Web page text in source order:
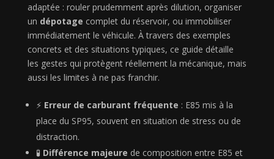
adaptée : rouler prudemment après dilution, organiser
un dépotage complet du réservoir, ou immobiliser
immédiatement le véhicule. À travers des exemples
concrets et des situations typiques, ce guide détaille
les gestes qui protègent réellement la mécanique, mais
aussi les limites à ne pas franchir.
⚡ Erreur de carburant fréquente : E85 mis à la
place du SP95, souvent en situation de stress ou de
distraction.
🧪 Différence majeure de composition entre E85 et